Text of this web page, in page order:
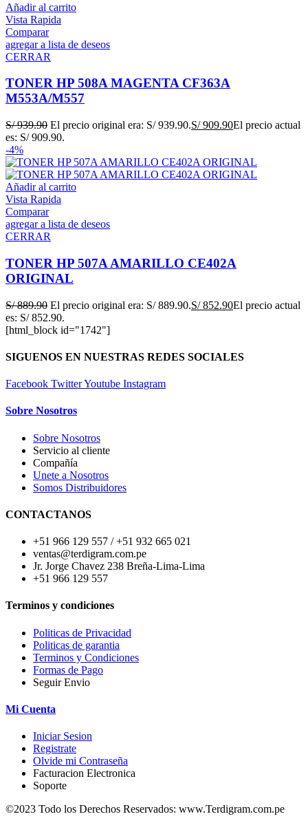
Añadir al carrito
Vista Rapida
Comparar
agregar a lista de deseos
CERRAR
TONER HP 508A MAGENTA CF363A
M553A/M557
S/939.90 El precio original era: S/ 939.90.S/909.90El precio actual
es: S/ 909.90.
-4%
Añadir al carrito
Vista Rapida
Comparar
agregar a lista de deseos
CERRAR
TONER HP 507A AMARILLO CE402A
ORIGINAL
S/889.90 El precio original era: S/ 889.90.S/852.90El precio actual
es: S/ 852.90.
[html_block id="1742"]
SIGUENOS EN NUESTRAS REDES SOCIALES
Facebook TwitterYoutube Instagram
Sobre Nosotros
Sobre Nosotros
Servicio al cliente
Compañía
Unete a Nosotros
Somos Distribuidores
CONTACTANOS
+51 966 129 557 / +51 932 665 021
ventas@terdigram.com.pe
Jr. Jorge Chavez 238 Breña-Lima-Lima
+51 966 129 557
Terminos y condiciones
Politicas de Privacidad
Politicas de garantia
Terminos y Condiciones
Formas de Pago
Seguir Envio
Mi Cuenta
Iniciar Sesion
Registrate
Olvide mi Contraseña
Facturacion Electronica
Soporte
©2023 Todo los Derechos Reservados: www.Terdigram.com.pe